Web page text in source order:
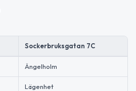
Sockerbruksgatan 7C
Ängelholm
Lägenhet